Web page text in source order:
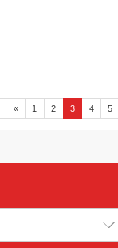
« 1 2 3 4 5